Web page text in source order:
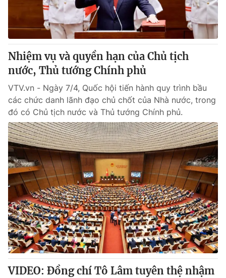
Thị trường 24h Tấm lòng Việt
VTV4 Vươn mình bằng AI
VTV9 VTV8
Liên hệ tòa soạn English
THỜI BÁO VTV
Theo dõi báo trên
Cơ quan chủ quản:Đài Truyền hình Việt Nam
Cơ quan báo chí:Thời báo VTV
Giấy phép hoạt động báo in và báo điện tử số 483/GP-BTTTT
cấp ngày 29/12/2023
Tổng Biên tập:Vũ Thanh Thủy
Phó Tổng Biên tập:Nguyễn Thị Mỹ Hạnh, Phạm Quốc Thắng,
Nhiệm vụ và quyền hạn của Chủ tịch
nước, Thủ tướng Chính phủ
VTV.vn - Ngày 7/4, Quốc hội tiến hành quy trình bầu
các chức danh lãnh đạo chủ chốt của Nhà nước, trong
đó có Chủ tịch nước và Thủ tướng Chính phủ.
VIDEO: Đồng chí Tô Lâm tuyên thệ nhậm